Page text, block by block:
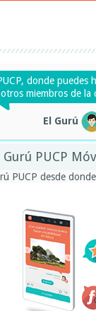
donde puedes
miembros de la
El Gurú
Gurú PUCP
PUCP desde